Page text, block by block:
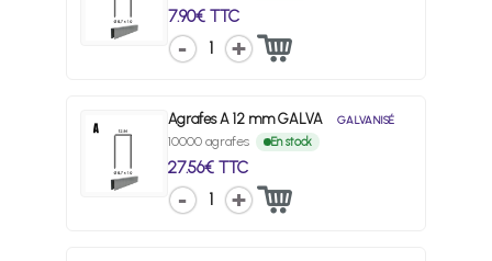
7.90€ TTC
1
Agrafes A 12 mm GALVA GALVANISÉ
10000 agrafes En stock
27.56€ TTC
1